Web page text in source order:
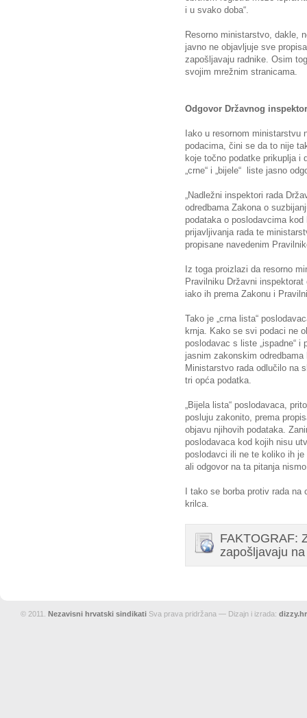
i u svako doba“.
Resorno ministarstvo, dakle,
javno ne objavljuje sve
zapošljavaju radnike. Osim
svojim mrežnim stranicama.
Odgovor Državnog
Iako u resornom ministarstvu
podacima, čini se da to nije
koje točno podatke prikuplja i
„crne“ i „bijele“ liste jasno
„Nadležni inspektori rada
odredbama Zakona o
podataka o poslodavcima
prijavljivanja rada te
propisane navedenim
Iz toga proizlazi da resorno
Pravilniku Državni
iako ih prema Zakonu i
Tako je „crna lista“
krnja. Kako se svi podaci ne
poslodavac s liste „ispadne“
jasnim zakonskim
Ministarstvo rada odlučilo na
tri opća podatka.
„Bijela lista“ poslodavaca,
posluju zakonito, prema
objavu njihovih podataka.
poslodavaca kod kojih nisu
poslodavci ili ne te koliko ih
ali odgovor na ta pitanja
I tako se borba protiv rada
krilca.
FAKTOGRAF:
zapošljavaju
© 2011. Nezavisni hrvatski sindikati Sva prava pridržana — Dizajn i izrada: dizzy.hr